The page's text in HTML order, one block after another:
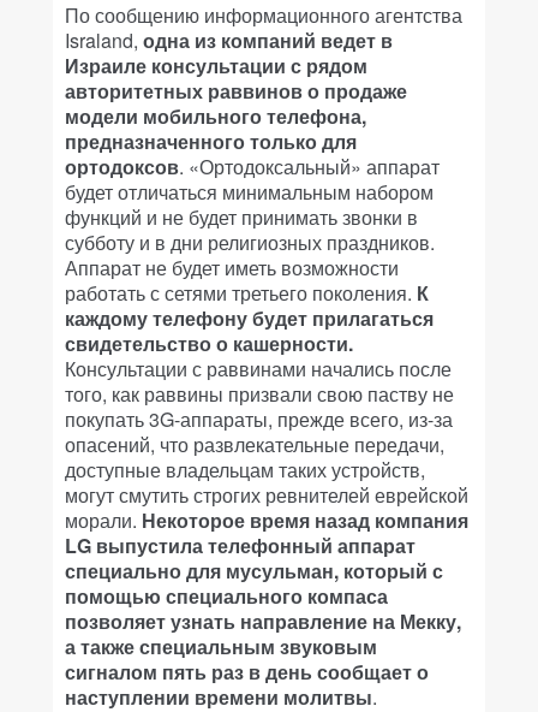
По сообщению информационного агентства
Israland, одна из компаний ведет в
Израиле консультации с рядом
авторитетных раввинов о продаже
модели мобильного телефона,
предназначенного только для
ортодоксов. «Ортодоксальный» аппарат
будет отличаться минимальным набором
функций и не будет принимать звонки в
субботу и в дни религиозных праздников.
Аппарат не будет иметь возможности
работать с сетями третьего поколения. К
каждому телефону будет прилагаться
свидетельство о кашерности.
Консультации с раввинами начались после
того, как раввины призвали свою паству не
покупать 3G-аппараты, прежде всего, из-за
опасений, что развлекательные передачи,
доступные владельцам таких устройств,
могут смутить строгих ревнителей еврейской
морали. Некоторое время назад компания
LG выпустила телефонный аппарат
специально для мусульман, который с
помощью специального компаса
позволяет узнать направление на Мекку,
а также специальным звуковым
сигналом пять раз в день сообщает о
наступлении времени молитвы.